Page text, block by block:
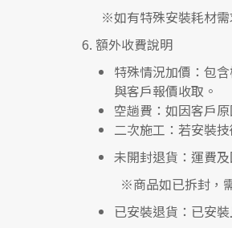
※如有特殊安裝耗材需
6. 額外收費說明
特殊情況加價 ：包
與客戶報價收取。
空趟費 ：如因客戶
二次施工 ：若安裝
未開封退貨 ：運費
※商品如已拆封，
已安裝退貨 ：已安